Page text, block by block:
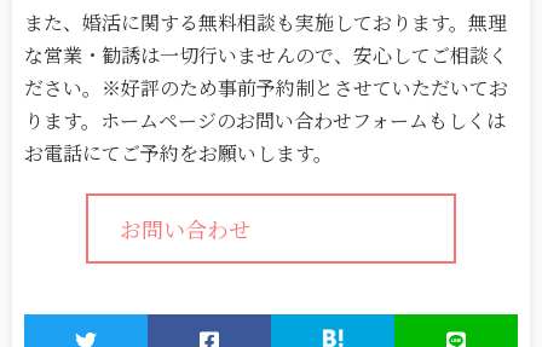
また、婚活に関する無料相談も実施しております。無理
な営業・勧誘は一切行いませんので、安心してご相談く
ださい。※好評のため事前予約制とさせていただいてお
ります。ホームページのお問い合わせフォームもしくは
お電話にてご予約をお願いします。
お問い合わせ